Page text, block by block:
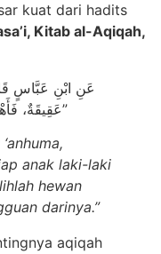
kuat dari hadits
Kitab al-Aqiqah,
عَنِ ابْنِ عَبَّاسٍ
عَقِيقَةٌ، فَأَهْرِيقُوا عَنْهُ دَمًا، وَأَمِيطُوا عَنْهُ الْأَذَى”
hewan
darinya.”
aqiqah